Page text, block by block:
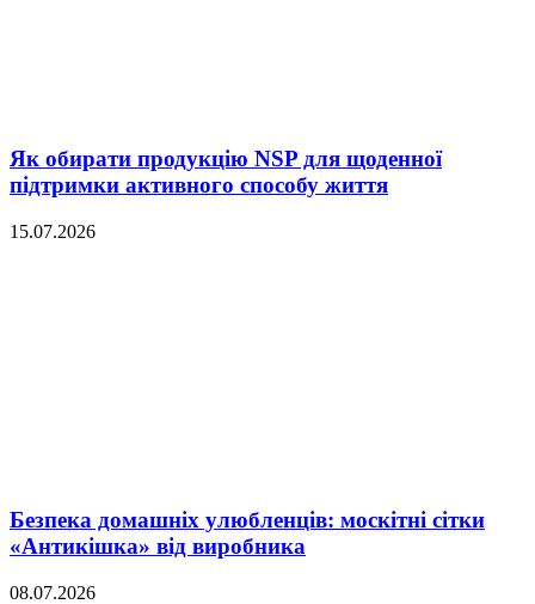
Як обирати продукцію NSP для щоденної
підтримки активного способу життя
15.07.2026
Безпека домашніх улюбленців: москітні сітки
«Антикішка» від виробника
08.07.2026